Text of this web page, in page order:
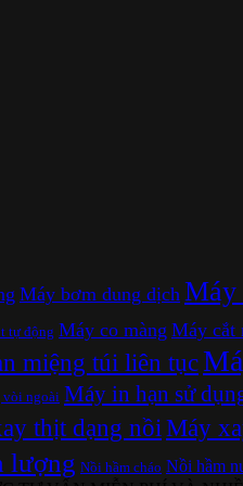
Máy bơm dung dịch Máy
tự động Máy co màng Máy cắt
miệng túi liên tục
vòi ngoài Máy in hạn sử
thịt dạng nồiMáy
lượng Nồi hầm cháo Nồi hầm